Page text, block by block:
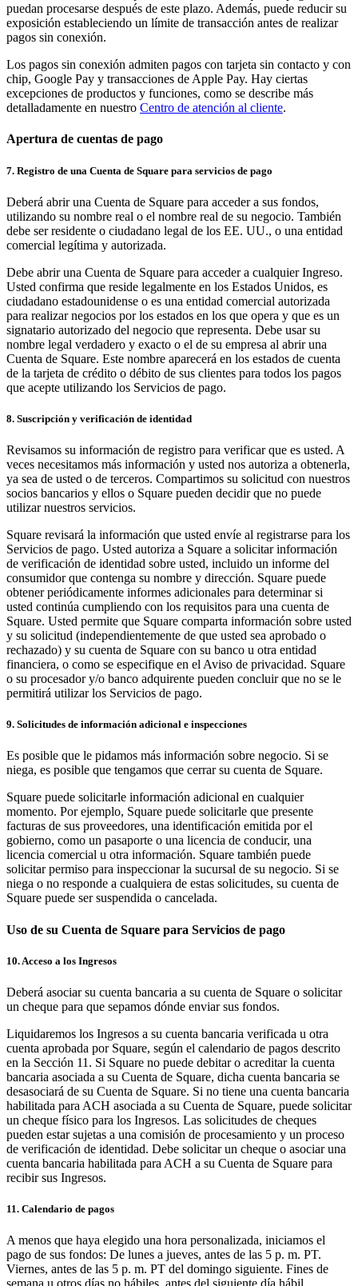
puedan procesarse después de este plazo. Además, puede reducir su
exposición estableciendo un límite de transacción antes de realizar
pagos sin conexión.
Los pagos sin conexión admiten pagos con tarjeta sin contacto y con
chip, Google Pay y transacciones de Apple Pay. Hay ciertas
excepciones de productos y funciones, como se describe más
detalladamente en nuestro Centro de atención al cliente.
Apertura de cuentas de pago
7. Registro de una Cuenta de Square para servicios de pago
Deberá abrir una Cuenta de Square para acceder a sus fondos,
utilizando su nombre real o el nombre real de su negocio. También
debe ser residente o ciudadano legal de los EE. UU., o una entidad
comercial legítima y autorizada.
Debe abrir una Cuenta de Square para acceder a cualquier Ingreso.
Usted confirma que reside legalmente en los Estados Unidos, es
ciudadano estadounidense o es una entidad comercial autorizada
para realizar negocios por los estados en los que opera y que es un
signatario autorizado del negocio que representa. Debe usar su
nombre legal verdadero y exacto o el de su empresa al abrir una
Cuenta de Square. Este nombre aparecerá en los estados de cuenta
de la tarjeta de crédito o débito de sus clientes para todos los pagos
que acepte utilizando los Servicios de pago.
8. Suscripción y verificación de identidad
Revisamos su información de registro para verificar que es usted. A
veces necesitamos más información y usted nos autoriza a obtenerla,
ya sea de usted o de terceros. Compartimos su solicitud con nuestros
socios bancarios y ellos o Square pueden decidir que no puede
utilizar nuestros servicios.
Square revisará la información que usted envíe al registrarse para los
Servicios de pago. Usted autoriza a Square a solicitar información
de verificación de identidad sobre usted, incluido un informe del
consumidor que contenga su nombre y dirección. Square puede
obtener periódicamente informes adicionales para determinar si
usted continúa cumpliendo con los requisitos para una cuenta de
Square. Usted permite que Square comparta información sobre usted
y su solicitud (independientemente de que usted sea aprobado o
rechazado) y su cuenta de Square con su banco u otra entidad
financiera, o como se especifique en el Aviso de privacidad. Square
o su procesador y/o banco adquirente pueden concluir que no se le
permitirá utilizar los Servicios de pago.
9. Solicitudes de información adicional e inspecciones
Es posible que le pidamos más información sobre negocio. Si se
niega, es posible que tengamos que cerrar su cuenta de Square.
Square puede solicitarle información adicional en cualquier
momento. Por ejemplo, Square puede solicitarle que presente
facturas de sus proveedores, una identificación emitida por el
gobierno, como un pasaporte o una licencia de conducir, una
licencia comercial u otra información. Square también puede
solicitar permiso para inspeccionar la sucursal de su negocio. Si se
niega o no responde a cualquiera de estas solicitudes, su cuenta de
Square puede ser suspendida o cancelada.
Uso de su Cuenta de Square para Servicios de pago
10. Acceso a los Ingresos
Deberá asociar su cuenta bancaria a su cuenta de Square o solicitar
un cheque para que sepamos dónde enviar sus fondos.
Liquidaremos los Ingresos a su cuenta bancaria verificada u otra
cuenta aprobada por Square, según el calendario de pagos descrito
en la Sección 11. Si Square no puede debitar o acreditar la cuenta
bancaria asociada a su Cuenta de Square, dicha cuenta bancaria se
desasociará de su Cuenta de Square. Si no tiene una cuenta bancaria
habilitada para ACH asociada a su Cuenta de Square, puede solicitar
un cheque físico para los Ingresos. Las solicitudes de cheques
pueden estar sujetas a una comisión de procesamiento y un proceso
de verificación de identidad. Debe solicitar un cheque o asociar una
cuenta bancaria habilitada para ACH a su Cuenta de Square para
recibir sus Ingresos.
11. Calendario de pagos
A menos que haya elegido una hora personalizada, iniciamos el
pago de sus fondos: De lunes a jueves, antes de las 5 p. m. PT.
Viernes, antes de las 5 p. m. PT del domingo siguiente. Fines de